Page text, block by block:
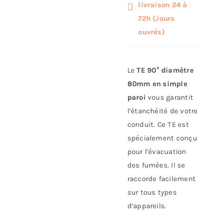
livraison 24 à
72h (Jours
ouvrés)
LeTE 90° diamètre
80mm en simple
paroivous garantit
l’étanchéité de votre
conduit. Ce TE est
spécialement conçu
pour l’évacuation
des fumées. Il se
raccorde facilement
sur tous types
d’appareils.